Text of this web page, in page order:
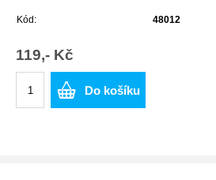
Kód: 48012
119,- Kč
Do košíku